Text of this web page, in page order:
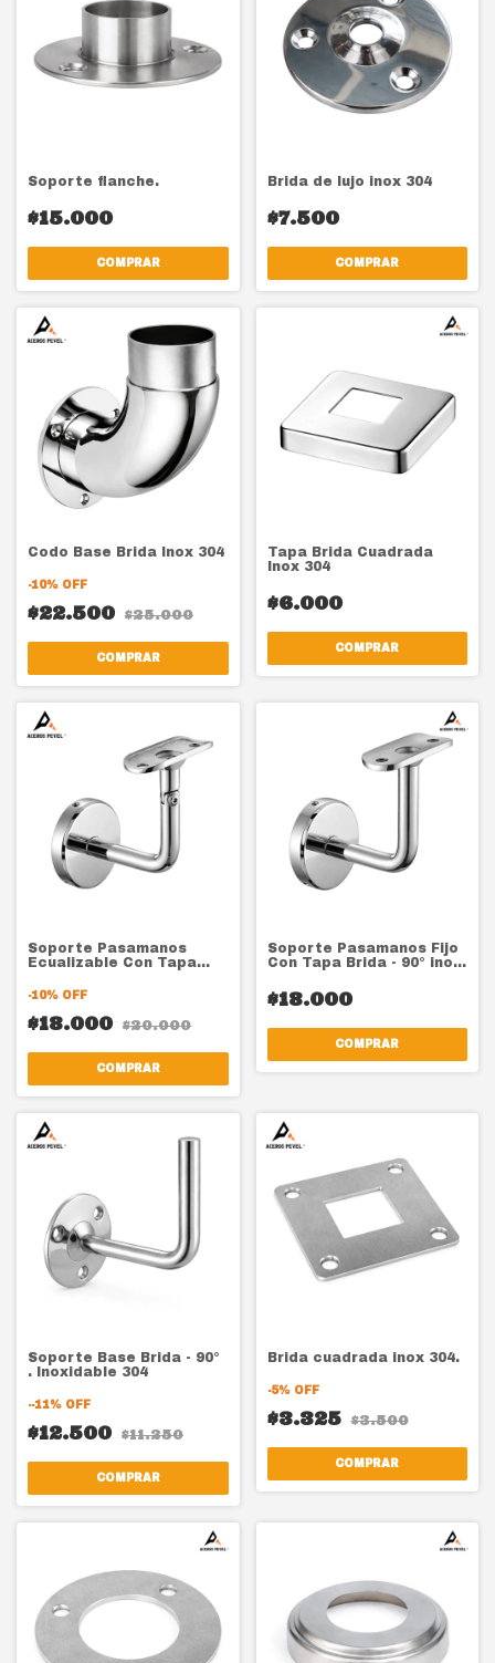
Soporte flanche.
$15.000
COMPRAR
Brida de lujo inox 304
$7.500
COMPRAR
Codo Base Brida Inox 304
-10% OFF
$22.500 $25.000
COMPRAR
Tapa Brida Cuadrada
Inox 304
$6.000
COMPRAR
Soporte Pasamanos
Ecualizable Con Tapa
-10% OFF
$18.000 $20.000
COMPRAR
Soporte Pasamanos Fijo
Con Tapa Brida - 90° inox
$18.000
COMPRAR
Soporte Base Brida - 90°
. Inoxidable 304
--11% OFF
$12.500 $11.250
COMPRAR
Brida cuadrada inox 304.
-5% OFF
$3.325 $3.500
COMPRAR